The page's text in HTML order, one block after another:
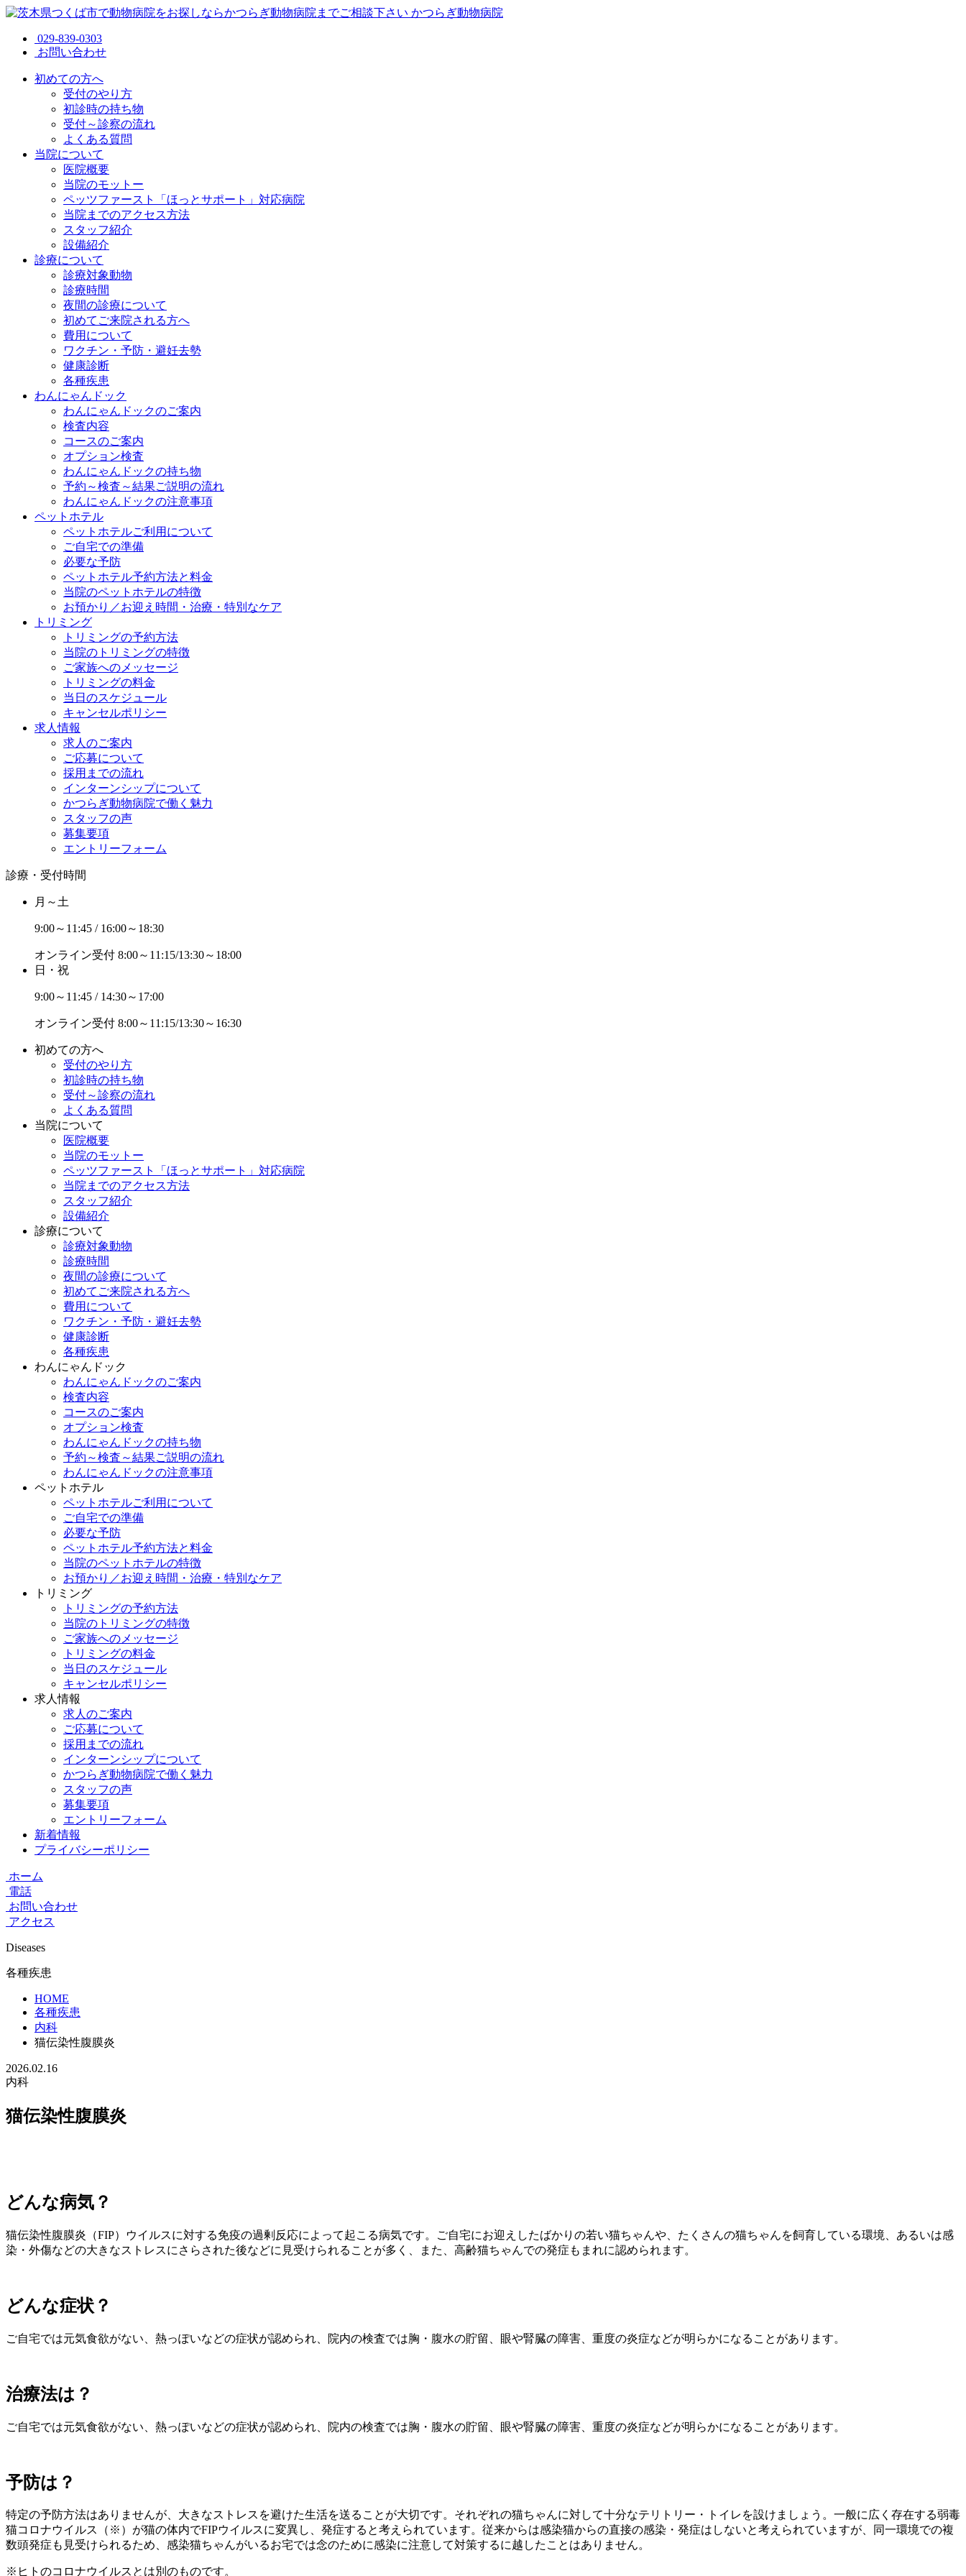
かつらぎ動物病院
029-839-0303
お問い合わせ
初めての方へ
受付のやり方
初診時の持ち物
受付～診察の流れ
よくある質問
当院について
医院概要
当院のモットー
ペッツファースト「ほっとサポート」対応病院
当院までのアクセス方法
スタッフ紹介
設備紹介
診療について
診療対象動物
診療時間
夜間の診療について
初めてご来院される方へ
費用について
ワクチン・予防・避妊去勢
健康診断
各種疾患
わんにゃんドック
わんにゃんドックのご案内
検査内容
コースのご案内
オプション検査
わんにゃんドックの持ち物
予約～検査～結果ご説明の流れ
わんにゃんドックの注意事項
ペットホテル
ペットホテルご利用について
ご自宅での準備
必要な予防
ペットホテル予約方法と料金
当院のペットホテルの特徴
お預かり／お迎え時間・治療・特別なケア
トリミング
トリミングの予約方法
当院のトリミングの特徴
ご家族へのメッセージ
トリミングの料金
当日のスケジュール
キャンセルポリシー
求人情報
求人のご案内
ご応募について
採用までの流れ
インターンシップについて
かつらぎ動物病院で働く魅力
スタッフの声
募集要項
エントリーフォーム
診療・受付時間
月～土
9:00～11:45 / 16:00～18:30
オンライン受付 8:00～11:15/13:30～18:00
日・祝
9:00～11:45 / 14:30～17:00
オンライン受付 8:00～11:15/13:30～16:30
初めての方へ
受付のやり方
初診時の持ち物
受付～診察の流れ
よくある質問
当院について
医院概要
当院のモットー
ペッツファースト「ほっとサポート」対応病院
当院までのアクセス方法
スタッフ紹介
設備紹介
診療について
診療対象動物
診療時間
夜間の診療について
初めてご来院される方へ
費用について
ワクチン・予防・避妊去勢
健康診断
各種疾患
わんにゃんドック
わんにゃんドックのご案内
検査内容
コースのご案内
オプション検査
わんにゃんドックの持ち物
予約～検査～結果ご説明の流れ
わんにゃんドックの注意事項
ペットホテル
ペットホテルご利用について
ご自宅での準備
必要な予防
ペットホテル予約方法と料金
当院のペットホテルの特徴
お預かり／お迎え時間・治療・特別なケア
トリミング
トリミングの予約方法
当院のトリミングの特徴
ご家族へのメッセージ
トリミングの料金
当日のスケジュール
キャンセルポリシー
求人情報
求人のご案内
ご応募について
採用までの流れ
インターンシップについて
かつらぎ動物病院で働く魅力
スタッフの声
募集要項
エントリーフォーム
新着情報
プライバシーポリシー
ホーム
電話
お問い合わせ
アクセス
Diseases
各種疾患
HOME
各種疾患
内科
猫伝染性腹膜炎
2026.02.16
内科
猫伝染性腹膜炎
どんな病気？
猫伝染性腹膜炎（FIP）ウイルスに対する免疫の過剰反応によって起こる病気です。ご自宅にお迎えしたばかりの若い猫ちゃんや、たくさんの猫ちゃんを飼育している環境、あるいは感
染・外傷などの大きなストレスにさらされた後などに見受けられることが多く、また、高齢猫ちゃんでの発症もまれに認められます。
どんな症状？
ご自宅では元気食欲がない、熱っぽいなどの症状が認められ、院内の検査では胸・腹水の貯留、眼や腎臓の障害、重度の炎症などが明らかになることがあります。
治療法は？
ご自宅では元気食欲がない、熱っぽいなどの症状が認められ、院内の検査では胸・腹水の貯留、眼や腎臓の障害、重度の炎症などが明らかになることがあります。
予防は？
特定の予防方法はありませんが、大きなストレスを避けた生活を送ることが大切です。それぞれの猫ちゃんに対して十分なテリトリー・トイレを設けましょう。一般に広く存在する弱毒
猫コロナウイルス（※）が猫の体内でFIPウイルスに変異し、発症すると考えられています。従来からは感染猫からの直接の感染・発症はしないと考えられていますが、同一環境での複
数頭発症も見受けられるため、感染猫ちゃんがいるお宅では念のために感染に注意して対策するに越したことはありません。
※ヒトのコロナウイルスとは別のものです。